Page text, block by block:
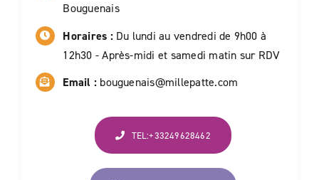
Bouguenais
Horaires : Du lundi au vendredi de 9h00 à
12h30 - Après-midi et samedi matin sur RDV
Email : bouguenais@millepatte.com
TEL:+33249628462